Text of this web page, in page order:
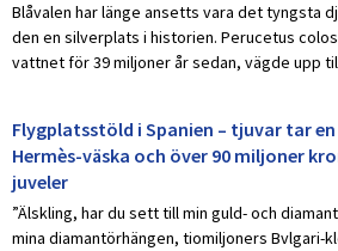
Blåvalen har länge ansetts vara det tyngsta
den en silverplats i historien. Perucetus
vattnet för 39 miljoner år sedan, vägde upp
Flygplatsstöld i Spanien – tjuvar tar
Hermès-väska och över 90 miljoner
juveler
”Älskling, har du sett till min guld- och
mina diamantörhängen, tiomiljoners Bvlgari-